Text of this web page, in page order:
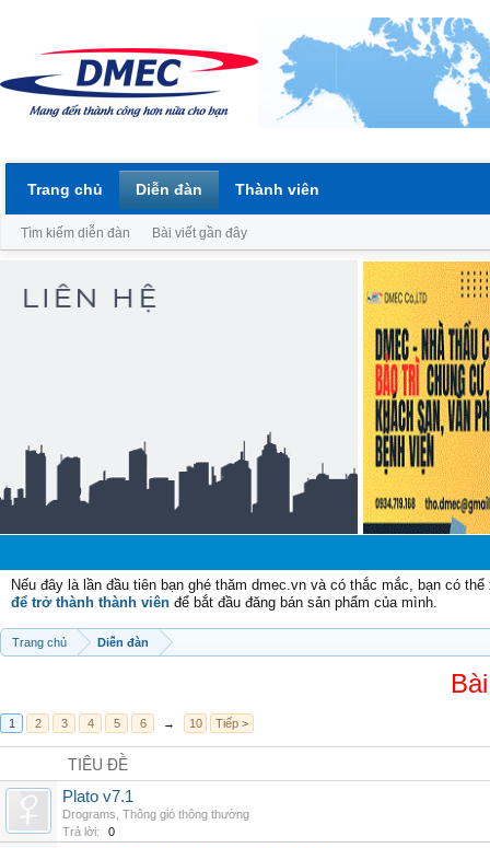
Nếu đây là lần đầu tiên bạn ghé thăm dmec.vn và có thắc mắc, bạn có
để trở thành thành viên để bắt đầu đăng bán sản phẩm của mình.
Trang chủ Diễn đàn
1 2 3 4 5 6 → 10 Tiếp >
TIÊU ĐỀ
Plato v7.1
Drograms Thông gió thông thường
Trả lời:
0
Trang chủ Diễn đàn
Tìm kiếm diễn đàn Bài viết gần đây
Thành viên